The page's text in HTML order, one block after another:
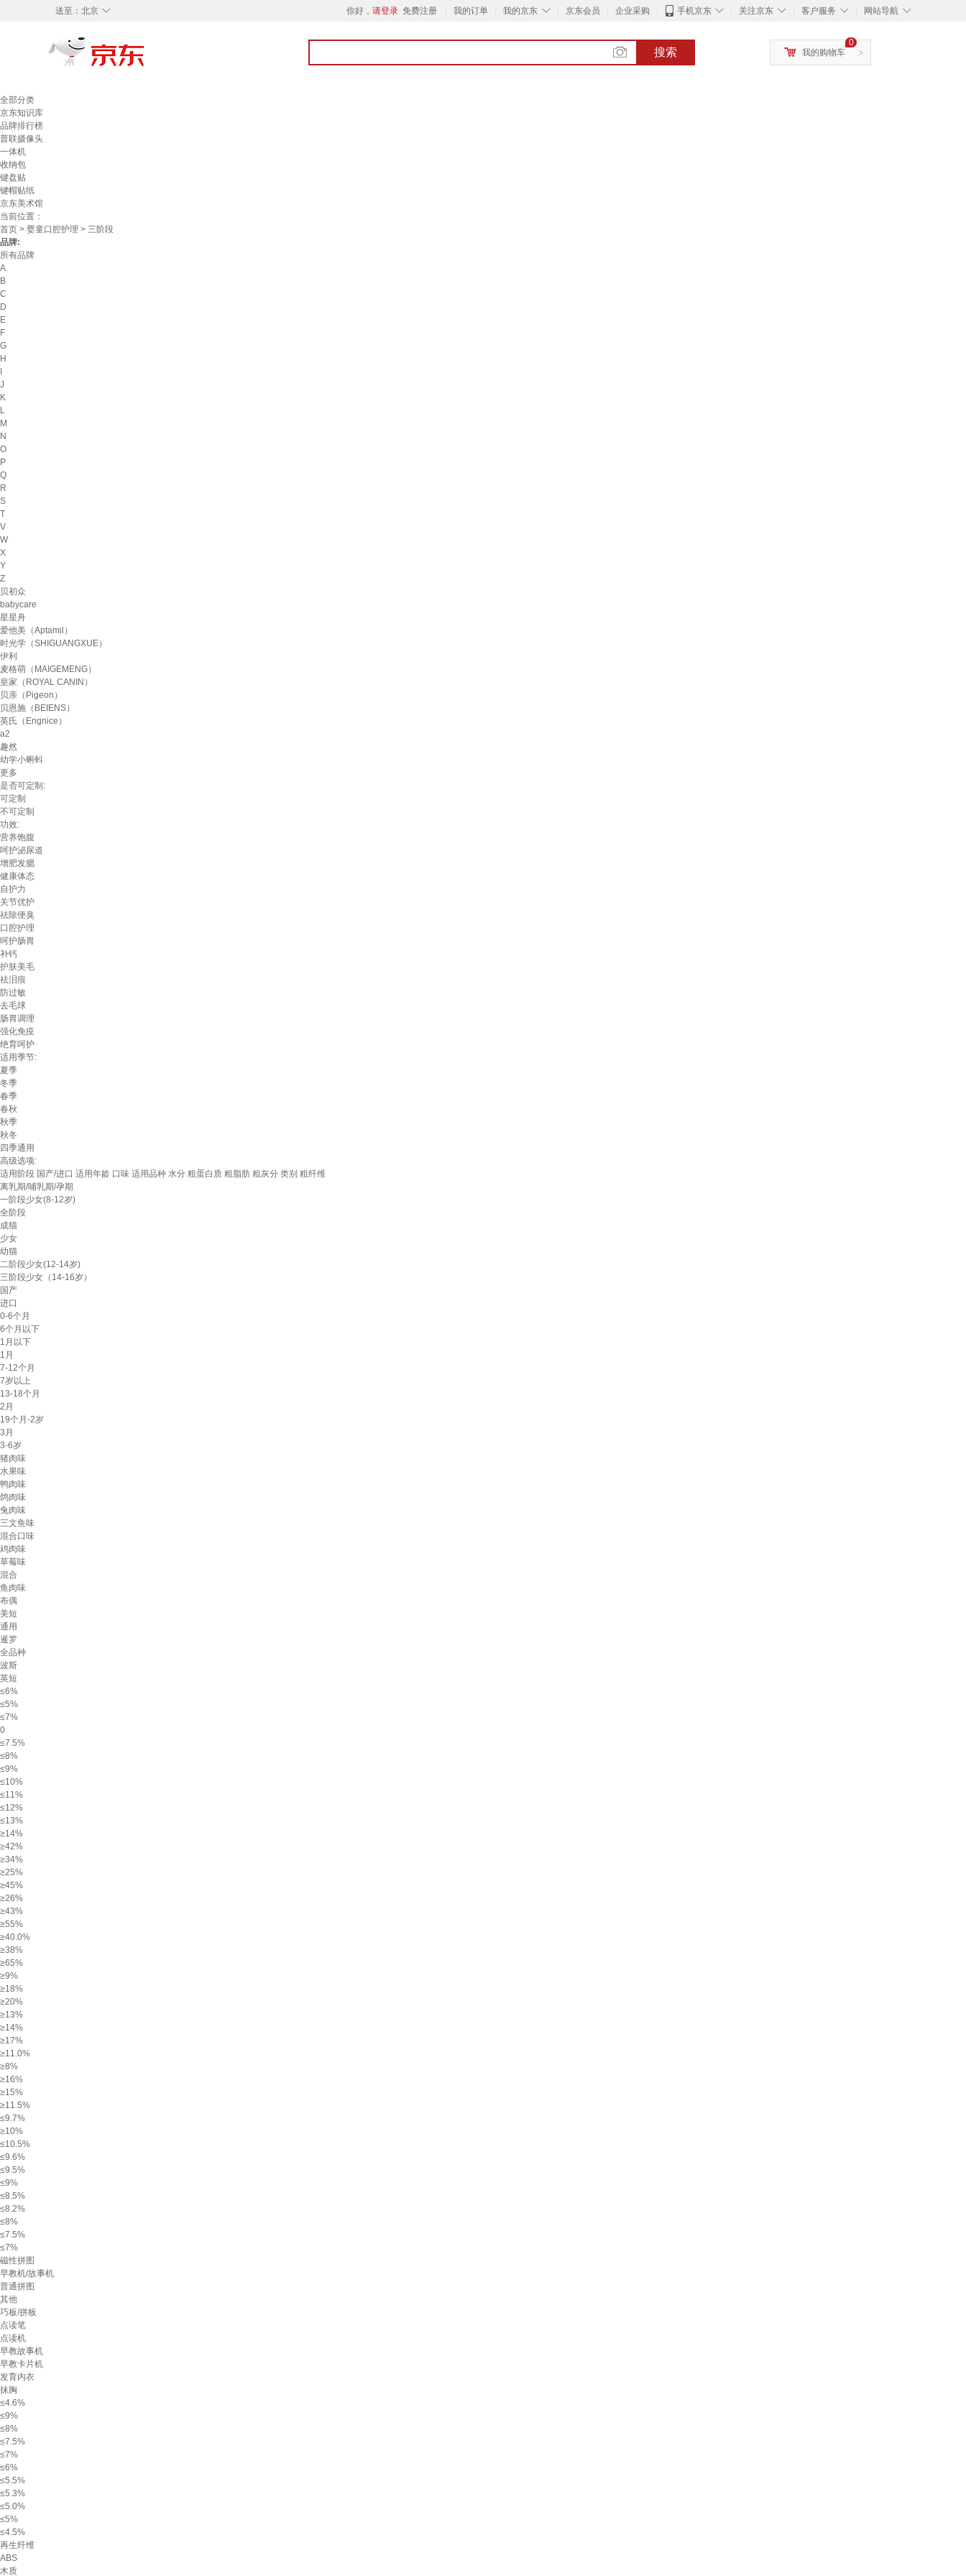
◇
送至： 北京 你好， 请登录 免费注册 我的订单 ◇
我的京东 京东会员 企业采购 ◇
手机京东 ◇
关注京东 ◇
客户服务 ◇
网站导航
搜索 >
0
我的购物车
全部分类
京东知识库
品牌排行榜
普联摄像头
一体机
收纳包
键盘贴
键帽贴纸
京东美术馆
当前位置：
首页 > 婴童口腔护理 > 三阶段
品牌:
所有品牌
A
B
C
D
E
F
G
H
J
K
L
M
N
O
P
Q
R
S
T
V
W
X
Y
Z
贝初众
babycare
星星舟
爱他美（Aptamil）
时光学（SHIGUANGXUE）
伊利
麦格萌（MAIGEMENG）
皇家（ROYAL CANIN）
贝亲（Pigeon）
贝恩施（BEIENS）
英氏（Engnice）
a2
趣然
幼学小蝌蚪
更多
是否可定制:
可定制
不可定制
功效:
营养饱腹
呵护泌尿道
增肥发腮
健康体态
自护力
关节优护
祛除便臭
口腔护理
呵护肠胃
补钙
护肤美毛
祛泪痕
防过敏
去毛球
肠胃调理
强化免疫
绝育呵护
适用季节:
夏季
冬季
春季
春秋
秋季
秋冬
四季通用
高级选项:
适用阶段 国产/进口 适用年龄 口味 适用品种 水分 粗蛋白质 粗脂肪 粗灰分 类别 粗纤维
离乳期/哺乳期/孕期
一阶段少女(8-12岁)
全阶段
成猫
少女
幼猫
二阶段少女(12-14岁)
三阶段少女（14-16岁）
国产
进口
0-6个月
6个月以下
1月以下
1月
7-12个月
7岁以上
13-18个月
2月
19个月-2岁
3月
3-6岁
猪肉味
水果味
鸭肉味
鸽肉味
兔肉味
三文鱼味
混合口味
鸡肉味
草莓味
混合
鱼肉味
布偶
美短
通用
暹罗
全品种
波斯
英短
≤6%
≤5%
≤7%
0
≤7.5%
≤8%
≤9%
≤10%
≤11%
≤12%
≤13%
≥14%
≥42%
≥34%
≥25%
≥45%
≥26%
≥43%
≥55%
≥40.0%
≥38%
≥65%
≥9%
≥18%
≥20%
≥13%
≥14%
≥17%
≥11.0%
≥8%
≥16%
≥15%
≥11.5%
≤9.7%
≥10%
≤10.5%
≤9.6%
≤9.5%
≤9%
≤8.5%
≤8.2%
≤8%
≤7.5%
≤7%
磁性拼图
早教机/故事机
普通拼图
其他
巧板/拼板
点读笔
点读机
早教故事机
早教卡片机
发育内衣
抹胸
≤4.6%
≤9%
≤8%
≤7.5%
≤7%
≤6%
≤5.5%
≤5.3%
≤5.0%
≤5%
≤4.5%
再生纤维
ABS
木质